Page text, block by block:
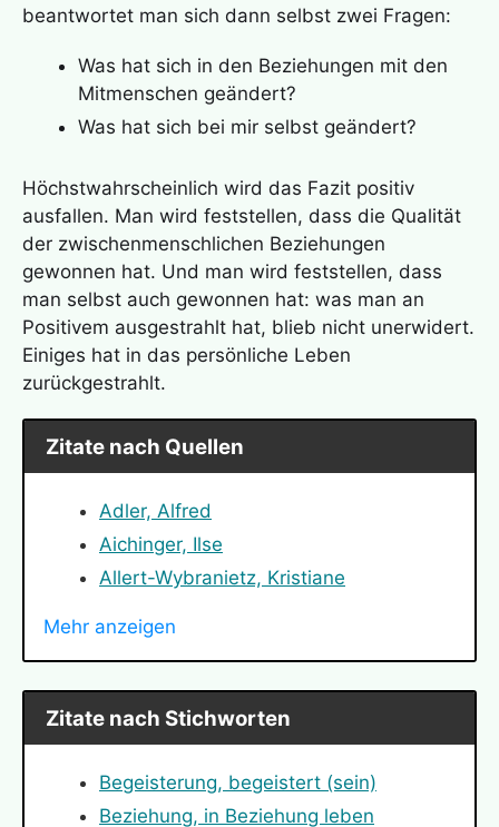
beantwortet man sich dann selbst zwei Fragen:
Was hat sich in den Beziehungen mit den
Mitmenschen geändert?
Was hat sich bei mir selbst geändert?
Höchstwahrscheinlich wird das Fazit positiv
ausfallen. Man wird feststellen, dass die Qualität
der zwischenmenschlichen Beziehungen
gewonnen hat. Und man wird feststellen, dass
man selbst auch gewonnen hat: was man an
Positivem ausgestrahlt hat, blieb nicht unerwidert.
Einiges hat in das persönliche Leben
zurückgestrahlt.
Zitate nach Quellen
Adler, Alfred
Aichinger, Ilse
Allert-Wybranietz, Kristiane
Arendt, Hannah
Bismarck, Otto von
Bloch, Ernst
Bodelschwingh, Friedrich von
Bonhoeffer, Dietrich
Mehr anzeigen
Zitate nach Stichworten
Begeisterung, begeistert (sein)
Beziehung, in Beziehung leben